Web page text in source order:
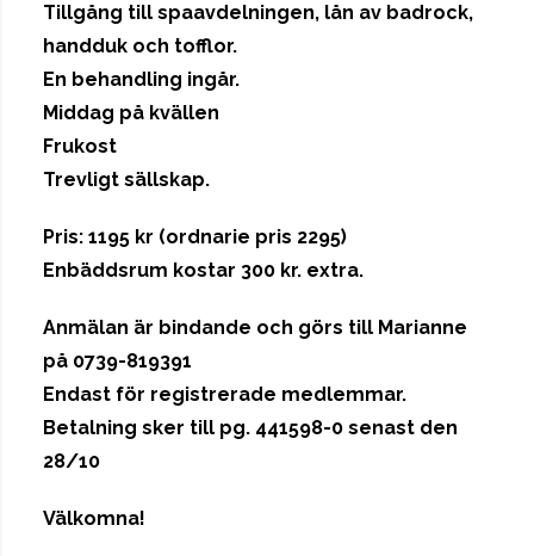
Tillgång till spaavdelningen, lån av badrock,
handduk och tofflor.
En behandling ingår.
Middag på kvällen
Frukost
Trevligt sällskap.
Pris: 1195 kr (ordnarie pris 2295)
Enbäddsrum kostar 300 kr. extra.
Anmälan är bindande och görs till Marianne
på 0739-819391
Endast för registrerade medlemmar.
Betalning sker till pg. 441598-0 senast den
28/10
Välkomna!